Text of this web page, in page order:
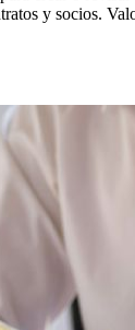
y socios.